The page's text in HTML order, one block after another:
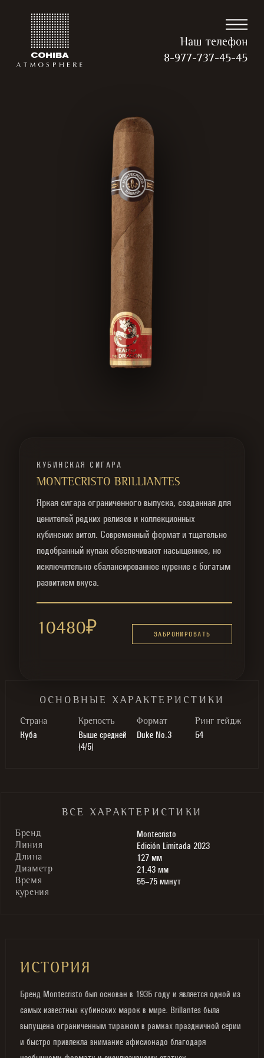
Наш телефон
8-977-737-45-45
КУБИНСКАЯ СИГАРА
MONTECRISTO BRILLIANTES
Яркая сигара ограниченного выпуска, созданная для
ценителей редких релизов и коллекционных
кубинских витол. Современный формат и тщательно
подобранный купаж обеспечивают насыщенное, но
исключительно сбалансированное курение с богатым
развитием вкуса.
10480₽ ЗАБРОНИРОВАТЬ
ОСНОВНЫЕ ХАРАКТЕРИСТИКИ
Cтрана
Куба
Крепость
Выше средней
(4/5)
Формат
Duke No.3
Ринг гейдж
54
ВСЕ ХАРАКТЕРИСТИКИ
Бренд Montecristo
Линия Edición Limitada 2023
Длина 127 мм
Диаметр 21.43 мм
Время
курения
55–75 минут
ИСТОРИЯ
Бренд Montecristo был основан в 1935 году и является одной из
самых известных кубинских марок в мире. Brillantes была
выпущена ограниченным тиражом в рамках праздничной серии
и быстро привлекла внимание афисионадо благодаря